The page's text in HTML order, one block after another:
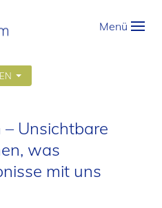
Menü
Unsichtbare
was
mit uns